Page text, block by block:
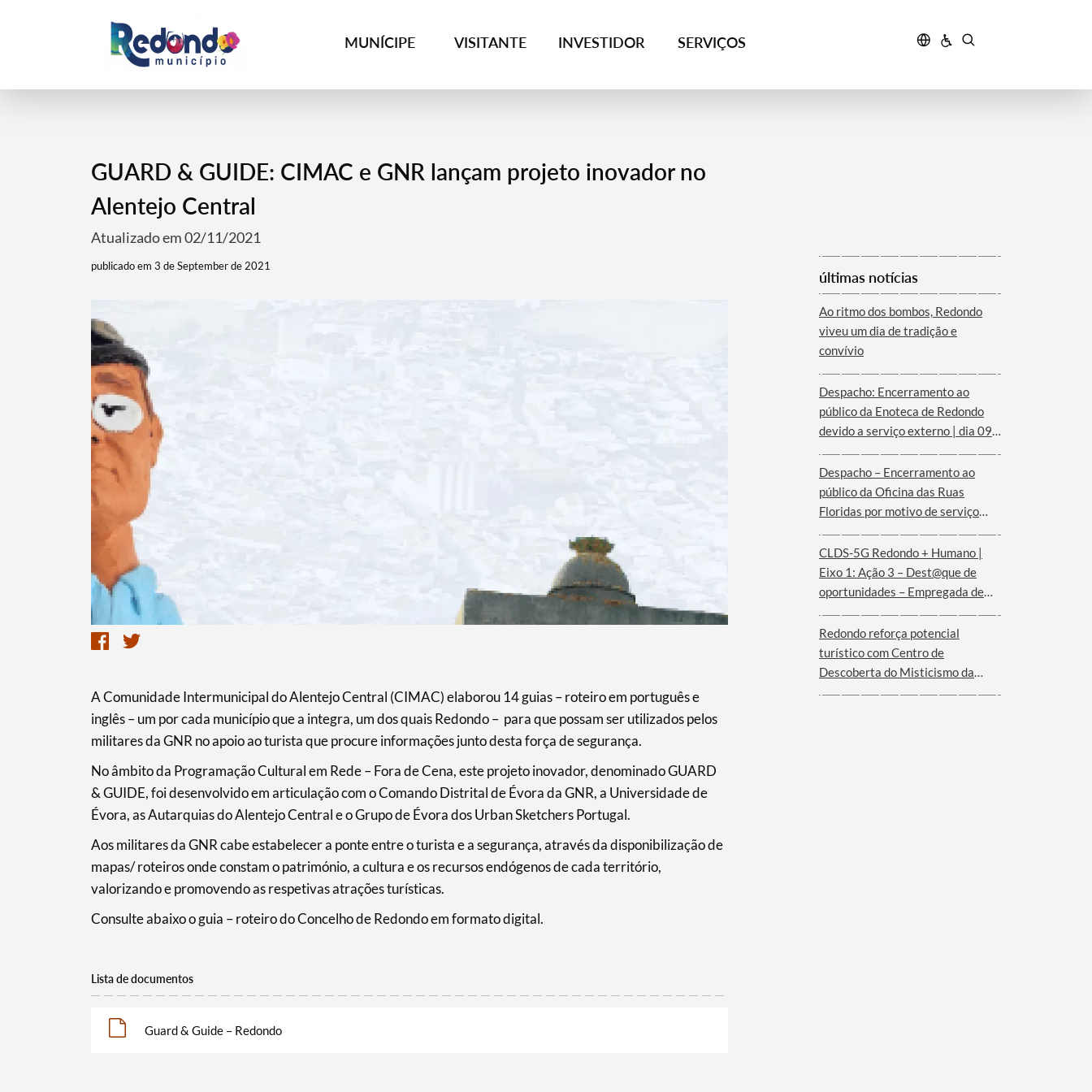
MUNÍCIPE VISITANTE INVESTIDOR SERVIÇOS
Categorias gerais
Filtros
GUARD & GUIDE: CIMAC e GNR lançam projeto inovador no
Alentejo Central
Atualizado em 02/11/2021
publicado em 3 de September de 2021
A Comunidade Intermunicipal do Alentejo Central (CIMAC) elaborou 14 guias – roteiro em português e
inglês – um por cada município que a integra, um dos quais Redondo – para que possam ser utilizados pelos
militares da GNR no apoio ao turista que procure informações junto desta força de segurança.
No âmbito da Programação Cultural em Rede – Fora de Cena, este projeto inovador, denominado GUARD
& GUIDE, foi desenvolvido em articulação com o Comando Distrital de Évora da GNR, a Universidade de
Évora, as Autarquias do Alentejo Central e o Grupo de Évora dos Urban Sketchers Portugal.
Aos militares da GNR cabe estabelecer a ponte entre o turista e a segurança, através da disponibilização de
mapas/ roteiros onde constam o património, a cultura e os recursos endógenos de cada território,
valorizando e promovendo as respetivas atrações turísticas.
Consulte abaixo o guia – roteiro do Concelho de Redondo em formato digital.
Lista de documentos
Guard & Guide – Redondo
últimas notícias
Ao ritmo dos bombos, Redondo
viveu um dia de tradição e
convívio
Despacho: Encerramento ao
público da Enoteca de Redondo
devido a serviço externo | dia 09
Despacho – Encerramento ao
público da Oficina das Ruas
Floridas por motivo de serviço
CLDS-5G Redondo + Humano |
Eixo 1: Ação 3 – Dest@que de
oportunidades – Empregada de
Paulo – Serra d´Ossa)
Redondo reforça potencial
turístico com Centro de
Descoberta do Misticismo da
Serra d´Ossa